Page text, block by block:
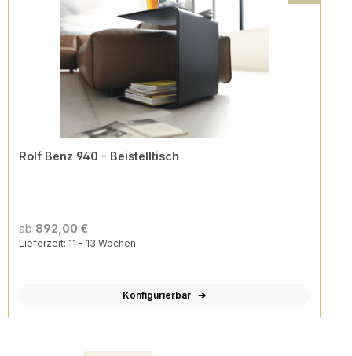
Rolf Benz 940 - Beistelltisch
ab 892,00 €
Lieferzeit: 11 - 13 Wochen
Konfigurierbar